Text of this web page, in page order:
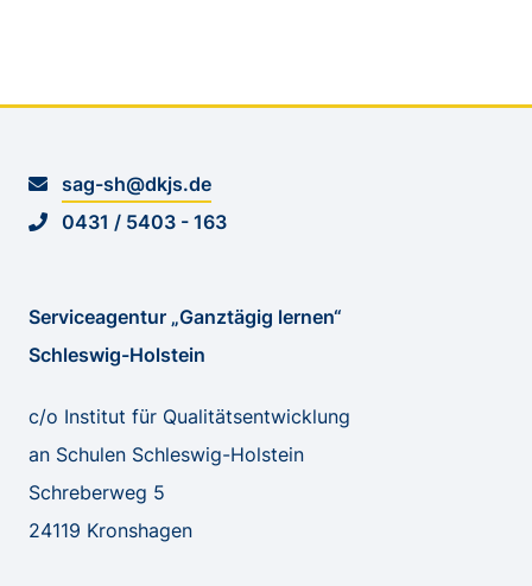
sag-sh@dkjs.de
0431 / 5403 - 163
Serviceagentur „Ganztägig lernen“
Schleswig-Holstein
c/o Institut für Qualitätsentwicklung
an Schulen Schleswig-Holstein
Schreberweg 5
24119 Kronshagen